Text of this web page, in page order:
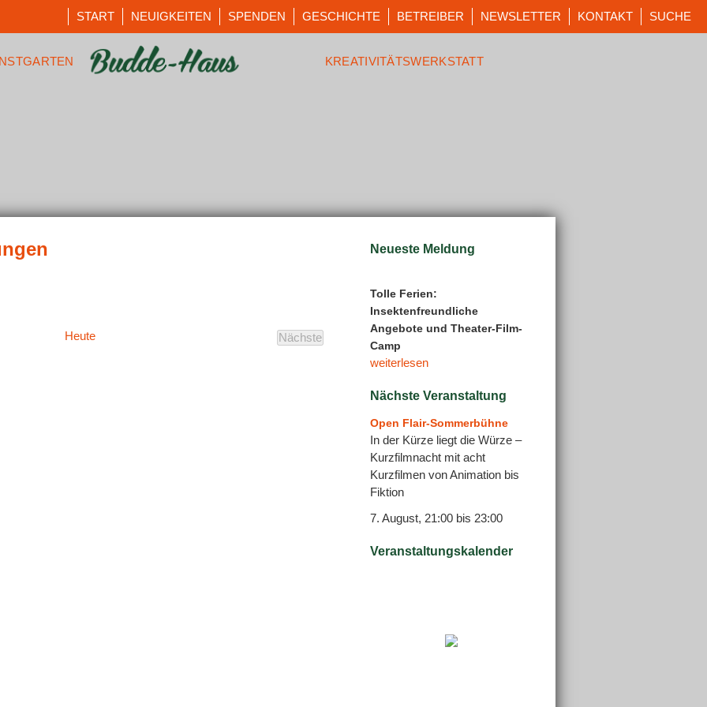
START NEUIGKEITEN SPENDEN GESCHICHTE BETREIBER NEWSLETTER KONTAKT SUCHE
KREATIVITÄTSWERKSTATT
Heute
Nächste
Veranstaltungen
Neueste Meldung
Tolle Ferien:
Insektenfreundliche
Angebote und Theater-Film-
Camp
weiterlesen
Nächste Veranstaltung
Open Flair-Sommerbühne
In der Kürze liegt die Würze –
Kurzfilmnacht mit acht
Kurzfilmen von Animation bis
Fiktion
7. August, 21:00 bis 23:00
Veranstaltungskalender